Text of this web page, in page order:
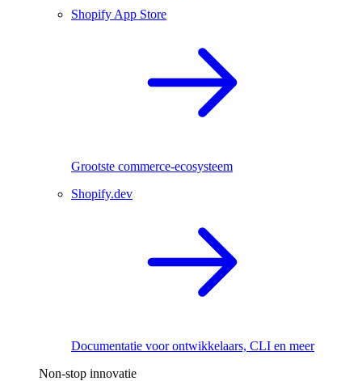
Shopify App Store
Grootste commerce-ecosysteem
Shopify.dev
Documentatie voor ontwikkelaars, CLI en meer
Non-stop innovatie